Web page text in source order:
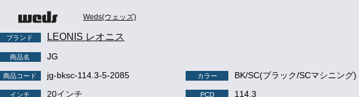
Weds(ウェッズ)
ブランド LEONIS レオニス
商品名 JG
商品コード jg-bksc-114.3-5-2085 カラー BK/SC(ブラック/SCマシニング)
インチ 20インチ PCD 114.3